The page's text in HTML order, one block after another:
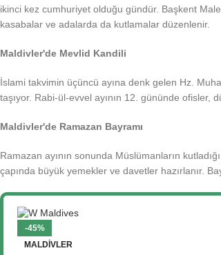
ikinci kez cumhuriyet olduğu gündür. Başkent
kasabalar ve adalarda da kutlamalar düzenlenir.
Maldivler'de Mevlid Kandili
İslami takvimin üçüncü ayına denk gelen Hz.
taşıyor. Rabi-ül-evvel ayının 12. gününde ofisler,
Maldivler'de Ramazan Bayramı
Ramazan ayının sonunda Müslümanların
çapında büyük yemekler ve davetler hazırlanır.
-45%
MALDIVLER